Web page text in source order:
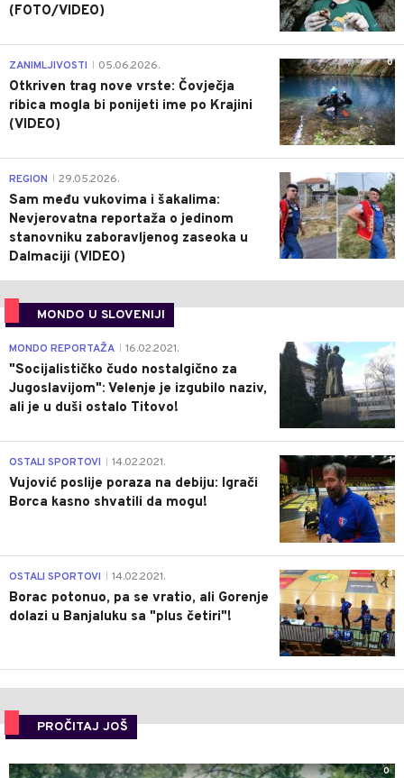
(FOTO/VIDEO)
0
ZANIMLJIVOSTI 05.06.2026.
Otkriven trag nove vrste: Čovječja
ribica mogla bi ponijeti ime po Krajini
(VIDEO)
0
REGION 29.05.2026.
Sam među vukovima i šakalima:
Nevjerovatna reportaža o jedinom
stanovniku zaboravljenog zaseoka u
Dalmaciji (VIDEO)
MONDO U SLOVENIJI
4
MONDO REPORTAŽA 16.02.2021.
"Socijalističko čudo nostalgično za
Jugoslavijom": Velenje je izgubilo naziv,
ali je u duši ostalo Titovo!
1
OSTALI SPORTOVI 14.02.2021.
Vujović poslije poraza na debiju: Igrači
Borca kasno shvatili da mogu!
3
OSTALI SPORTOVI 14.02.2021.
Borac potonuo, pa se vratio, ali Gorenje
dolazi u Banjaluku sa "plus četiri"!
PROČITAJ JOŠ
0